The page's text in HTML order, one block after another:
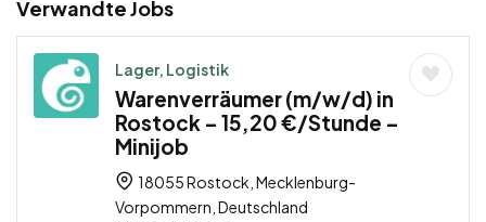
Verwandte Jobs
Lager, Logistik
Warenverräumer (m/w/d) in
Rostock – 15,20 €/Stunde –
Minijob
18055 Rostock, Mecklenburg-
Vorpommern, Deutschland